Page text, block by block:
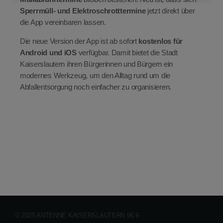
Sperrmüll- und Elektroschrottterminejetzt direkt über
die App vereinbaren lassen.
Die neue Version der App ist ab sofort kostenlos für
Android und iOSverfügbar. Damit bietet die Stadt
Kaiserslautern ihren Bürgerinnen und Bürgern ein
modernes Werkzeug, um den Alltag rund um die
Abfallentsorgung noch einfacher zu organisieren.
© 2025 ANTENNE KAISERSLAUTERN 96.9